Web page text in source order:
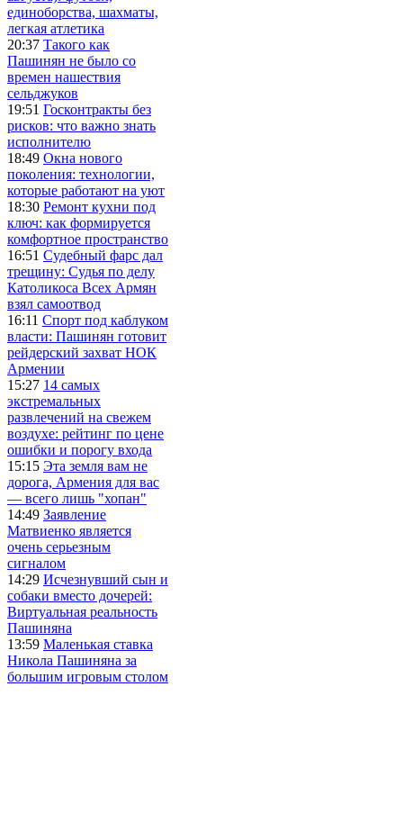
единоборства, шахматы,
легкая атлетика
20:37 Такого как
Пашинян не было со
времен нашествия
сельджуков
19:51 Госконтракты без
рисков: что важно знать
исполнителю
18:49 Окна нового
поколения: технологии,
которые работают на уют
18:30 Ремонт кухни под
ключ: как формируется
комфортное пространство
16:51 Судебный фарс дал
трещину: Судья по делу
Католикоса Всех Армян
взял самоотвод
16:11 Спорт под каблуком
власти: Пашинян готовит
рейдерский захват НОК
Армении
15:27 14 самых
экстремальных
развлечений на свежем
воздухе: рейтинг по цене
ошибки и порогу входа
15:15 Эта земля вам не
дорога, Армения для вас
— всего лишь "хопан"
14:49 Заявление
Матвиенко является
очень серьезным
сигналом
14:29 Исчезнувший сын и
собаки вместо дочерей:
Виртуальная реальность
Пашиняна
13:59 Маленькая ставка
Никола Пашиняна за
большим игровым столом